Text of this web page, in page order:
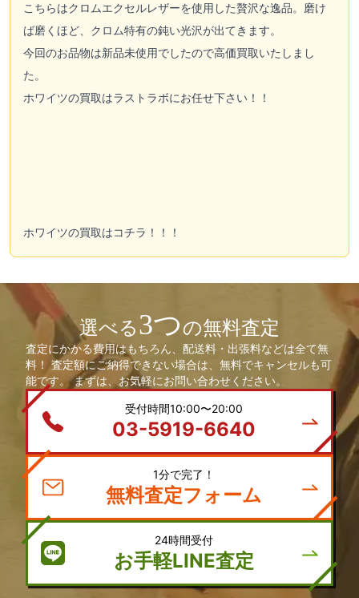
こちらはクロムエクセルレザーを使用した贅沢な逸品。磨け
ば磨くほど、クロム特有の鈍い光沢が出てきます。
今回のお品物は新品未使用でしたので高価買取いたしまし
た。
ホワイツの買取はラストラボにお任せ下さい！！
ホワイツの買取はコチラ！！！
選べる3つの無料査定
査定にかかる費用はもちろん、配送料・出張料などは全て無
料！ 査定額にご納得できない場合は、無料でキャンセルも可
能です。 まずは、お気軽にお問い合わせください。
受付時間10:00〜20:00
03-5919-6640
1分で完了！
無料査定フォーム
24時間受付
お手軽LINE査定